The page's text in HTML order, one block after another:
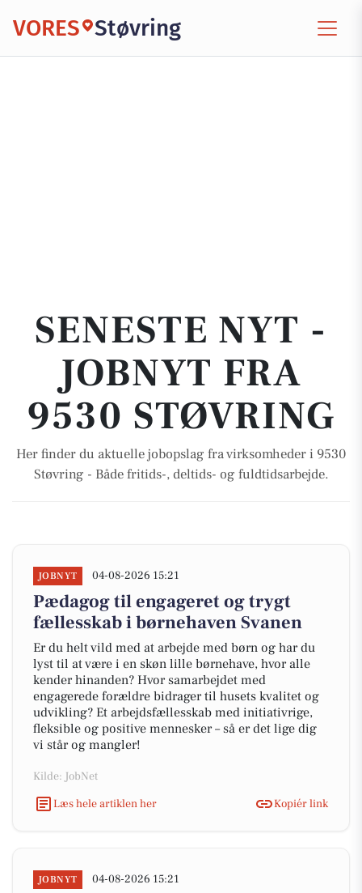
VORES Støvring
SENESTE NYT -
JOBNYT FRA
9530 STØVRING
Her finder du aktuelle jobopslag fra virksomheder i 9530
Støvring - Både fritids-, deltids- og fuldtidsarbejde.
JOBNYT 04-08-2026 15:21
Pædagog til engageret og trygt
fællesskab i børnehaven Svanen
Er du helt vild med at arbejde med børn og har du
lyst til at være i en skøn lille børnehave, hvor alle
kender hinanden? Hvor samarbejdet med
engagerede forældre bidrager til husets kvalitet og
udvikling? Et arbejdsfællesskab med initiativrige,
fleksible og positive mennesker – så er det lige dig
vi står og mangler!
Kilde: JobNet
Læs hele artiklen her
Kopiér link
JOBNYT 04-08-2026 15:21